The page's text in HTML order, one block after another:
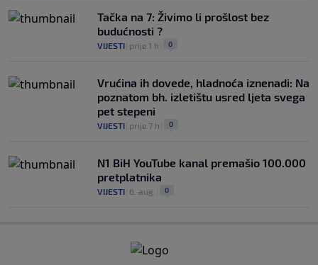
Tačka na 7: Živimo li prošlost bez
budućnosti ?
VIJESTI prije 1 h 0
Vrućina ih dovede, hladnoća iznenadi: Na
poznatom bh. izletištu usred ljeta svega
pet stepeni
VIJESTI prije 7 h 0
N1 BiH YouTube kanal premašio 100.000
pretplatnika
VIJESTI 6. aug. 0